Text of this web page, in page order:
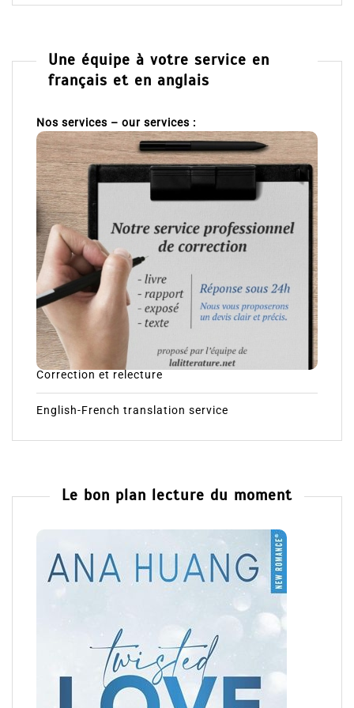
Une équipe à votre service en
français et en anglais
Nos services – our services :
Correction et relecture
English-French translation service
Le bon plan lecture du moment